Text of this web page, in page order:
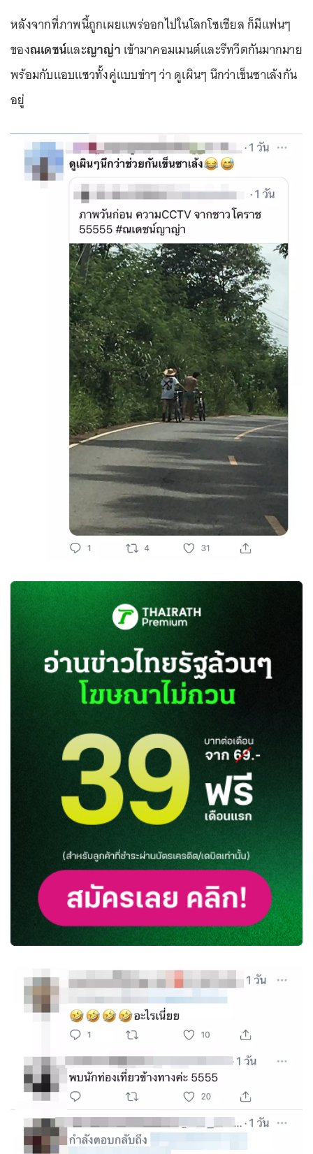
หลังจากที่ภาพนี้ถูกเผยแพร่ออกไปในโลกโซเชียล ก็มีแฟนๆ
ของณเดชน์และญาญ่า เข้ามาคอมเมนต์และรีทวีตกันมากมาย
พร้อมกับแอบแซวทั้งคู่แบบขำๆ ว่า ดูเผินๆ นึกว่าเข็นซาเล้งกัน
อยู่